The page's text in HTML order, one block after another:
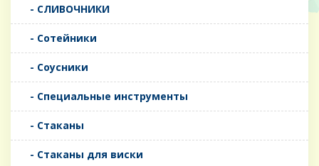
- СЛИВОЧНИКИ
- Сотейники
- Соусники
- Специальные инструменты
- Стаканы
- Стаканы для виски